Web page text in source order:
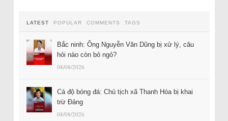
LATEST POPULAR COMMENTS TAGS
Bắc ninh: Ông Nguyễn Văn Dũng bị xử lý, câu
hỏi nào còn bỏ ngỏ?
08/08/2026
Cá độ bóng đá: Chủ tịch xã Thanh Hóa bị khai
trừ Đảng
08/08/2026